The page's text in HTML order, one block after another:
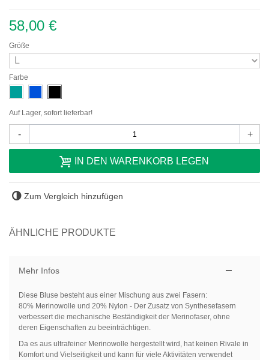
58,00 €
Größe
Farbe
Auf Lager, sofort lieferbar!
- +
IN DEN WARENKORB LEGEN
Zum Vergleich hinzufügen
ÄHNLICHE PRODUKTE
Mehr Infos
Diese Bluse besteht aus einer Mischung aus zwei Fasern:
80% Merinowolle und 20% Nylon - Der Zusatz von Synthesefasern
verbessert die mechanische Beständigkeit der Merinofaser, ohne
deren Eigenschaften zu beeinträchtigen.
Da es aus ultrafeiner Merinowolle hergestellt wird, hat keinen Rivale in
Komfort und Vielseitigkeitund kann für viele Aktivitäten verwendet